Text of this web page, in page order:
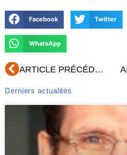
Facebook Twitter
WhatsApp
Précédent ARTICLE PRÉCÉDENT
Derniers actualités